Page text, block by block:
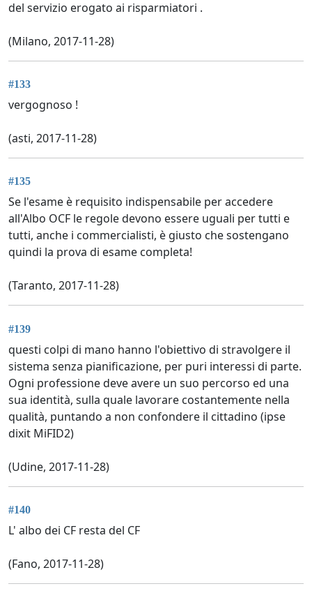
del servizio erogato ai risparmiatori .
(Milano, 2017-11-28)
#133
vergognoso !
(asti, 2017-11-28)
#135
Se l'esame è requisito indispensabile per accedere
all'Albo OCF le regole devono essere uguali per tutti e
tutti, anche i commercialisti, è giusto che sostengano
quindi la prova di esame completa!
(Taranto, 2017-11-28)
#139
questi colpi di mano hanno l'obiettivo di stravolgere il
sistema senza pianificazione, per puri interessi di parte.
Ogni professione deve avere un suo percorso ed una
sua identità, sulla quale lavorare costantemente nella
qualità, puntando a non confondere il cittadino (ipse
dixit MiFID2)
(Udine, 2017-11-28)
#140
L' albo dei CF resta del CF
(Fano, 2017-11-28)